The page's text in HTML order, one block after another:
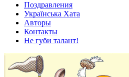
Поздравления
Українська Хата
Авторы
Контакты
Не губи талант!